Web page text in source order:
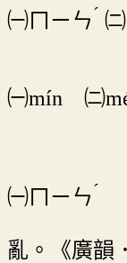
㈠ㄇㄧㄣˊ ㈡
㈠mín ㈡
㈠ㄇㄧㄣˊ
亂。《廣韻